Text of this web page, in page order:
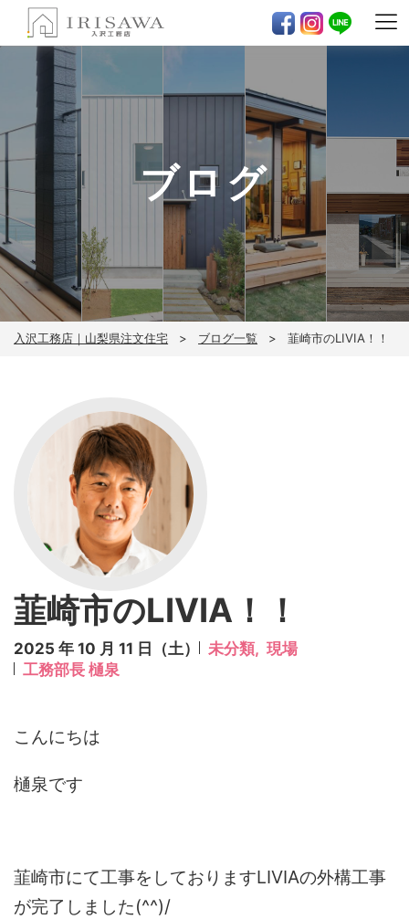
ブログ
入沢工務店｜山梨県注文住宅 ブログ一覧 韮崎市のLIVIA！！
韮崎市のLIVIA！！
2025 年 10 月 11 日（土） 未分類, 現場
工務部長 樋泉
こんにちは
樋泉です
韮崎市にて工事をしておりますLIVIAの外構工事
が完了しました(^^)/